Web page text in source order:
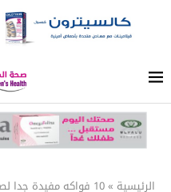
الرئيسية »10 فواكه مفيدة جدا لصحة العضلات